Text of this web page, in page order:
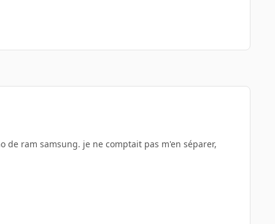
de ram samsung. je ne comptait pas m'en séparer,